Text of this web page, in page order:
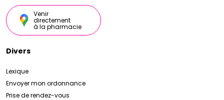
Venir
directement
à la pharmacie
Divers
Lexique
Envoyer mon ordonnance
Prise de rendez-vous